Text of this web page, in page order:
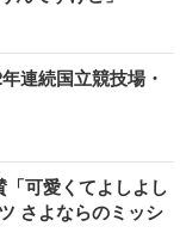
連続国立競技場・
可愛くてよしよし
さよならのミッシ